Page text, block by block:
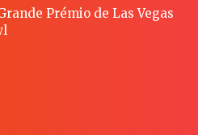
Prémio de Las Vegas